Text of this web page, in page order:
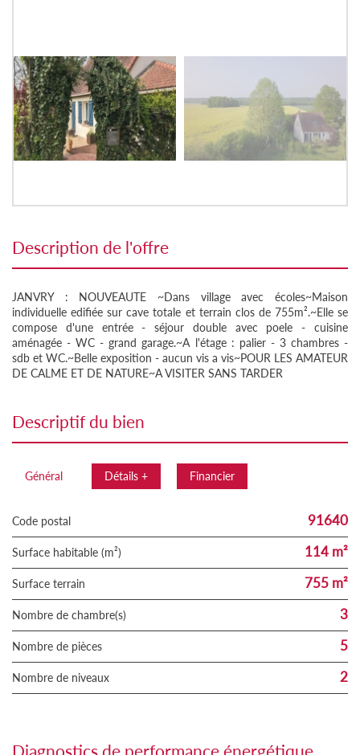
description de l'offre
JANVRY : NOUVEAUTE ~Dans village avec écoles~Maison
individuelle edifiée sur cave totale et terrain clos de 755m².~Elle se
compose d'une entrée - séjour double avec poele - cuisine
aménagée - WC - grand garage.~A l'étage : palier - 3 chambres -
sdb et WC.~Belle exposition - aucun vis a vis~POUR LES AMATEUR
DE CALME ET DE NATURE~A VISITER SANS TARDER
descriptif du bien
Général Détails + Financier
Code postal 91640
Surface habitable (m²) 114 m²
surface terrain 755 m²
Nombre de chambre(s) 3
Nombre de pièces 5
Nombre de niveaux 2
diagnostics de performance énergétique